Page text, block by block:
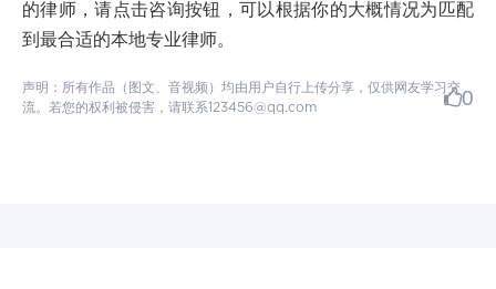
的律师，请点击咨询按钮，可以根据你的大概情况为匹配
到最合适的本地专业律师。
声明：所有作品（图文、音视频）均由用户自行上传分享，仅供网友学习交
流。若您的权利被侵害，请联系123456@qq.com
0